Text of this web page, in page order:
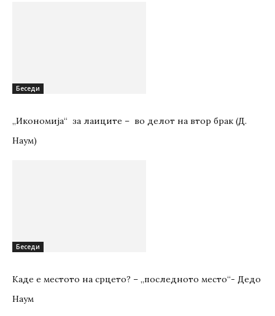
Беседи
„Икономија“ за лаиците – во делот на втор брак (Д.
Наум)
Беседи
Каде е местото на срцето? – „последното место“- Дедо
Наум